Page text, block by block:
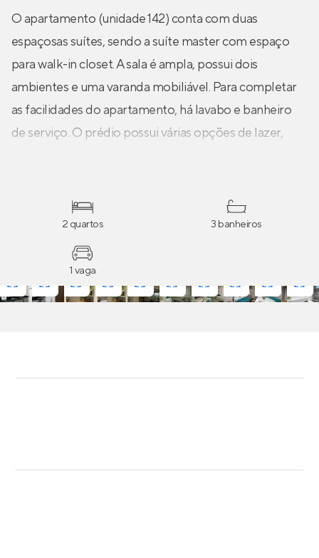
O apartamento (unidade 142) conta com duas
espaçosas suítes, sendo a suíte master com espaço
para walk-in closet. A sala é ampla, possui dois
ambientes e uma varanda mobiliável. Para completar
as facilidades do apartamento, há lavabo e banheiro
de serviço. O prédio possui várias opções de lazer,
2 quartos 3 banheiros
1 vaga